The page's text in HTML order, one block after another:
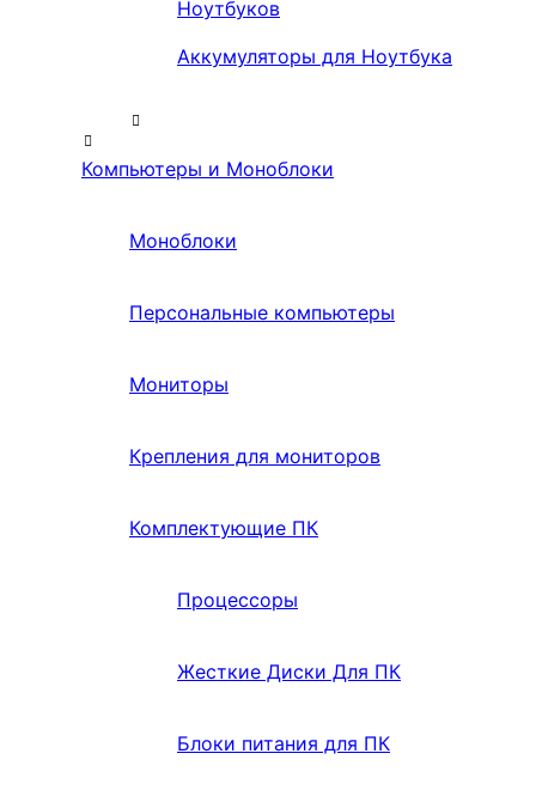
Ноутбуков
Аккумуляторы для Ноутбука
Компьютеры и Моноблоки
Моноблоки
Персональные компьютеры
Мониторы
Крепления для мониторов
Комплектующие ПК
Процессоры
Жесткие Диски Для ПК
Блоки питания для ПК